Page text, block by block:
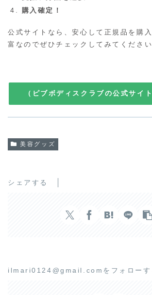
購入確定！
公式サイトなら、安心して正規品を購
富なのでぜひチェックしてみてください
（ピブボディスクラブの公式サイ
美容グッズ
シェアする
ilmari0124@gmail.comをフォローす